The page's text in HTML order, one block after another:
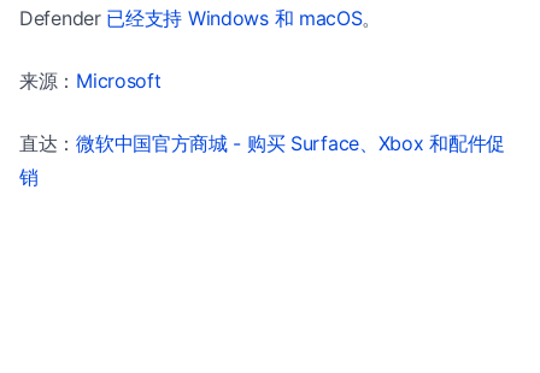
Defender 已经支持 Windows 和 macOS。
来源： Microsoft
直达：微软中国官方商城 - 购买 Surface、Xbox 和配件促
销